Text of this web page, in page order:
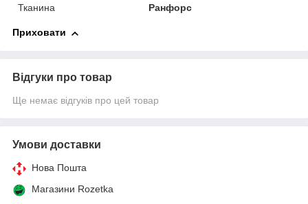
Тканина
Ранфорс
Приховати
Відгуки про товар
Ще немає відгуків про цей товар
Умови доставки
Нова Пошта
Магазини Rozetka